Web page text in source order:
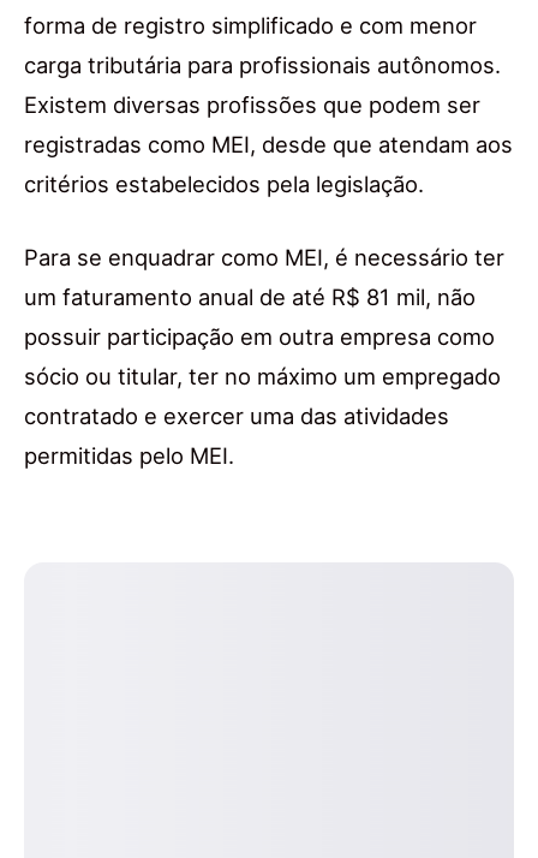
forma de registro simplificado e com menor
carga tributária para profissionais autônomos.
Existem diversas profissões que podem ser
registradas como MEI, desde que atendam aos
critérios estabelecidos pela legislação.
Para se enquadrar como MEI, é necessário ter
um faturamento anual de até R$ 81 mil, não
possuir participação em outra empresa como
sócio ou titular, ter no máximo um empregado
contratado e exercer uma das atividades
permitidas pelo MEI.